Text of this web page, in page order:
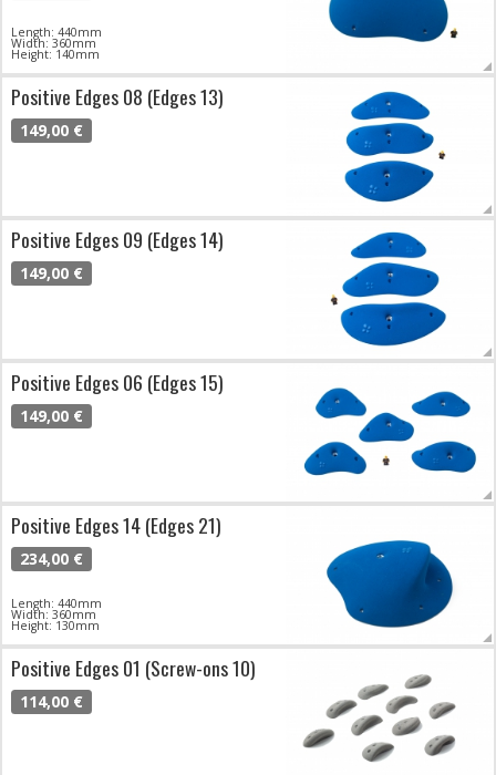
Length: 440mm
Width: 360mm
Height: 140mm
Positive Edges 08 (Edges 13)
149,00 €
Positive Edges 09 (Edges 14)
149,00 €
Positive Edges 06 (Edges 15)
149,00 €
Positive Edges 14 (Edges 21)
234,00 €
Length: 440mm
Width: 360mm
Height: 130mm
Positive Edges 01 (Screw-ons 10)
114,00 €